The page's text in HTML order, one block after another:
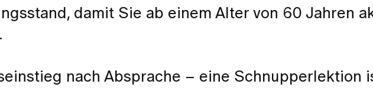
damit Sie ab einem Alter von 60 Jahren
nach Absprache – eine Schnupperlektion